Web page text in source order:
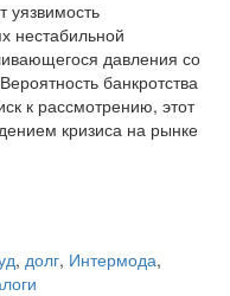
уязвимость
нестабильной
давления со
банкротства
к рассмотрению, этот
кризиса на рынке
,долг